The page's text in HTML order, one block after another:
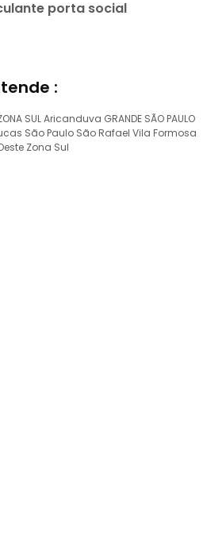
porta social
:
SULAricanduva GRANDE SÃO PAULO
São Paulo São Rafael Vila Formosa
Zona Sul